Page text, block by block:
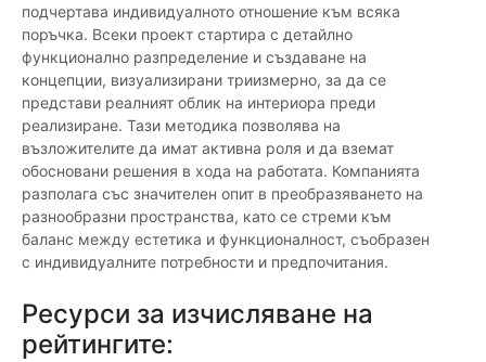
подчертава индивидуалното отношение към всяка
поръчка. Всеки проект стартира с детайлно
функционално разпределение и създаване на
концепции, визуализирани триизмерно, за да се
представи реалният облик на интериора преди
реализиране. Тази методика позволява на
възложителите да имат активна роля и да вземат
обосновани решения в хода на работата. Компанията
разполага със значителен опит в преобразяването на
разнообразни пространства, като се стреми към
баланс между естетика и функционалност, съобразен
с индивидуалните потребности и предпочитания.
Ресурси за изчисляване на
рейтингите: